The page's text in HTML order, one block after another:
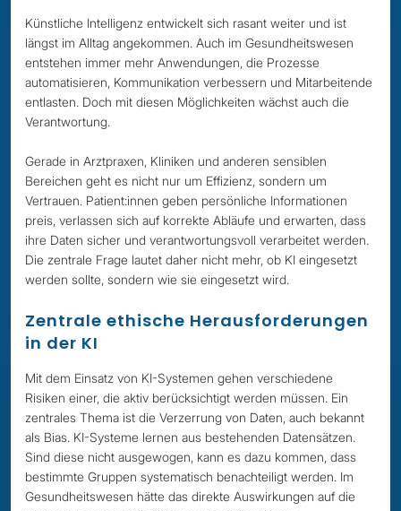
Künstliche Intelligenz entwickelt sich rasant weiter und ist
längst im Alltag angekommen. Auch im Gesundheitswesen
entstehen immer mehr Anwendungen, die Prozesse
automatisieren, Kommunikation verbessern und Mitarbeitende
entlasten. Doch mit diesen Möglichkeiten wächst auch die
Verantwortung.
Gerade in Arztpraxen, Kliniken und anderen sensiblen
Bereichen geht es nicht nur um Effizienz, sondern um
Vertrauen. Patient:innen geben persönliche Informationen
preis, verlassen sich auf korrekte Abläufe und erwarten, dass
ihre Daten sicher und verantwortungsvoll verarbeitet werden.
Die zentrale Frage lautet daher nicht mehr, ob KI eingesetzt
werden sollte, sondern wie sie eingesetzt wird.
Zentrale ethische Herausforderungen
in der KI
Mit dem Einsatz von KI-Systemen gehen verschiedene
Risiken einer, die aktiv berücksichtigt werden müssen. Ein
zentrales Thema ist die Verzerrung von Daten, auch bekannt
als Bias. KI-Systeme lernen aus bestehenden Datensätzen.
Sind diese nicht ausgewogen, kann es dazu kommen, dass
bestimmte Gruppen systematisch benachteiligt werden. Im
Gesundheitswesen hätte das direkte Auswirkungen auf die